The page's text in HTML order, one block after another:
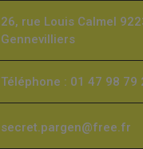
26, rue Louis Calmel
Gennevilliers
Téléphone : 01 47 98 79
secret.pargen@free.fr